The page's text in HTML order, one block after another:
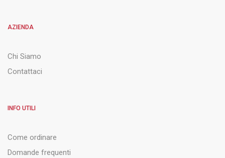
AZIENDA
Chi Siamo
Contattaci
INFO UTILI
Come ordinare
Domande frequenti